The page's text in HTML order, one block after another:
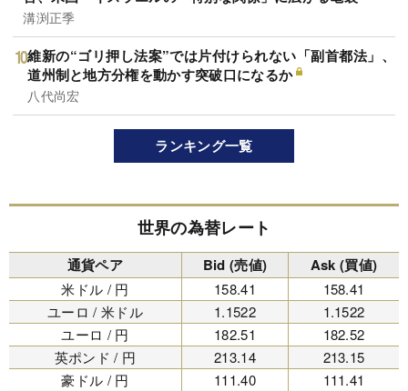
溝渕正季
維新の“ゴリ押し法案”では片付けられない「副首都法」、
道州制と地方分権を動かす突破口になるか
八代尚宏
ランキング一覧
世界の為替レート
通貨ペア Bid (売値) Ask (買値)
米ドル / 円 158.41
158.41
ユーロ / 米ドル
1.1522
1.1522
ユーロ / 円
182.51
182.52
英ポンド / 円
213.14
213.15
豪ドル / 円
111.40
111.41